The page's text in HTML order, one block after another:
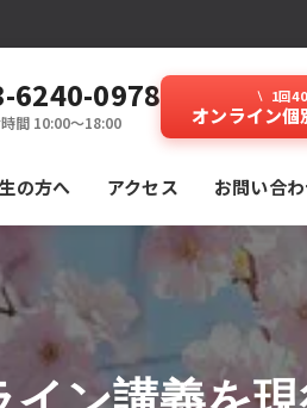
6240-0978
間 10:00～18:00
1回
オンライン個
の方へ アクセス お問い合